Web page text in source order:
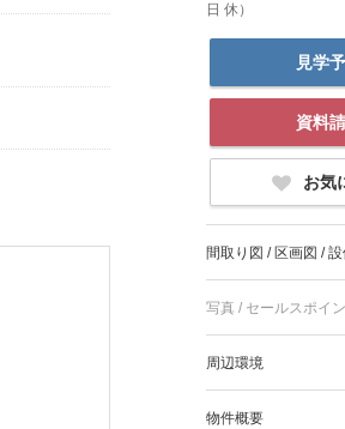
日 休）
見学
資料
お気
間取り図 / 区画図 /
写真 / セールスポイ
周辺環境
物件概要